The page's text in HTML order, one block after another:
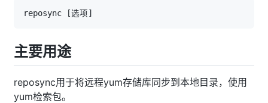
reposync [选项]
主要用途
reposync用于将远程yum存储库同步到本地目录，使用
yum检索包。